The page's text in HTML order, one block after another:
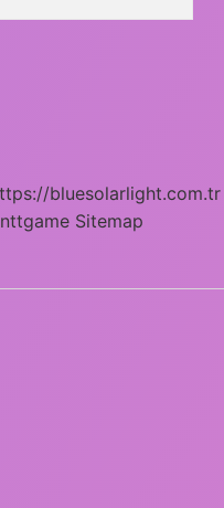
bluesolarlight.com.tr
nttgame Sitemap